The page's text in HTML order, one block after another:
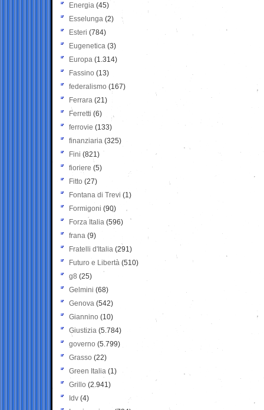
Energia (45)
Esselunga (2)
Esteri (784)
Eugenetica (3)
Europa (1.314)
Fassino (13)
federalismo (167)
Ferrara (21)
Ferretti (6)
ferrovie (133)
finanziaria (325)
Fini (821)
fioriere (5)
Fitto (27)
Fontana di Trevi (1)
Formigoni (90)
Forza Italia (596)
frana (9)
Fratelli d'Italia (291)
Futuro e Libertà (510)
g8 (25)
Gelmini (68)
Genova (542)
Giannino (10)
Giustizia (5.784)
governo (5.799)
Grasso (22)
Green Italia (1)
Grillo (2.941)
Idv (4)